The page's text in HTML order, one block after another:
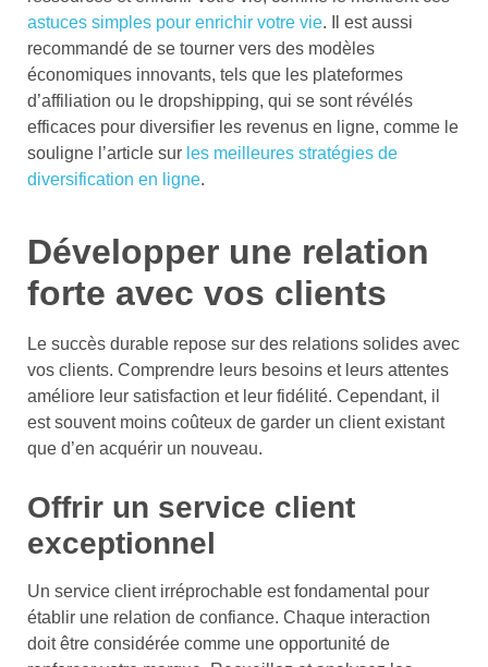
astuces simples pour enrichir votre vie. Il est aussi
recommandé de se tourner vers des modèles
économiques innovants, tels que les plateformes
d’affiliation ou le dropshipping, qui se sont révélés
efficaces pour diversifier les revenus en ligne, comme le
souligne l’article sur les meilleures stratégies de
diversification en ligne.
Développer une relation
forte avec vos clients
Le succès durable repose sur des relations solides avec
vos clients. Comprendre leurs besoins et leurs attentes
améliore leur satisfaction et leur fidélité. Cependant, il
est souvent moins coûteux de garder un client existant
que d’en acquérir un nouveau.
Offrir un service client
exceptionnel
Un service client irréprochable est fondamental pour
établir une relation de confiance. Chaque interaction
doit être considérée comme une opportunité de